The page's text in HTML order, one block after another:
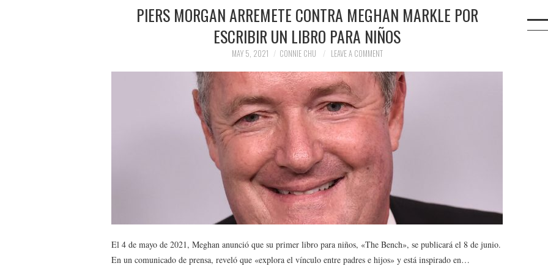
PIERS MORGAN ARREMETE CONTRA MEGHAN MARKLE POR
ESCRIBIR UN LIBRO PARA NIÑOS
MAY 5, 2021 CONNIE CHU LEAVE A COMMENT
El 4 de mayo de 2021, Meghan anunció que su primer libro para niños, «The Bench», se publicará el 8 de junio.
En un comunicado de prensa, reveló que «explora el vínculo entre padres e hijos» y está inspirado en…